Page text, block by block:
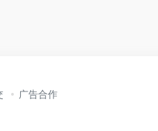
广告合作